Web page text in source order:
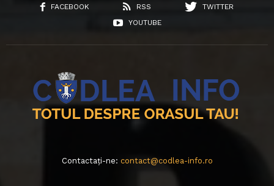
FACEBOOK RSS
TWITTER
YOUTUBE
Contactați-ne: contact@codlea-info.ro